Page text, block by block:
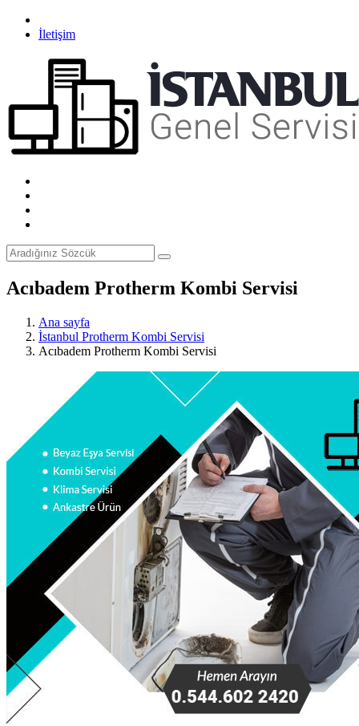
İletişim
Acıbadem Protherm Kombi Servisi
Ana sayfa
İstanbul Protherm Kombi Servisi
Acıbadem Protherm Kombi Servisi